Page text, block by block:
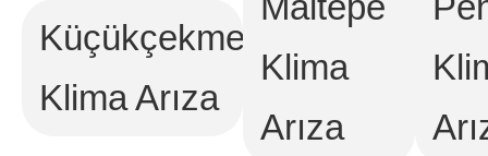
Küçükçekmece
Klima Arıza
Klima
Arıza